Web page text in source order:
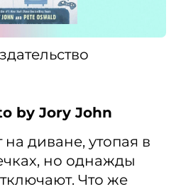
by Jory John
диване, утопая в
но однажды
Что же